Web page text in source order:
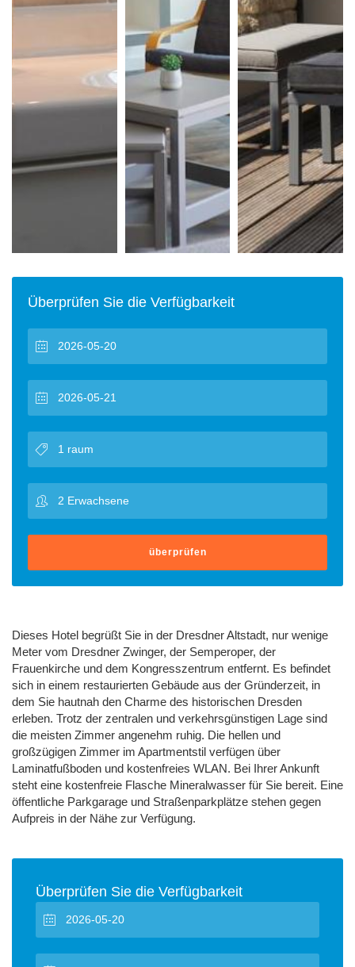
Überprüfen Sie die Verfügbarkeit
überprüfen
Dieses Hotel begrüßt Sie in der Dresdner Altstadt, nur wenige
Meter vom Dresdner Zwinger, der Semperoper, der
Frauenkirche und dem Kongresszentrum entfernt. Es befindet
sich in einem restaurierten Gebäude aus der Gründerzeit, in
dem Sie hautnah den Charme des historischen Dresden
erleben. Trotz der zentralen und verkehrsgünstigen Lage sind
die meisten Zimmer angenehm ruhig. Die hellen und
großzügigen Zimmer im Apartmentstil verfügen über
Laminatfußboden und kostenfreies WLAN. Bei Ihrer Ankunft
steht eine kostenfreie Flasche Mineralwasser für Sie bereit. Eine
öffentliche Parkgarage und Straßenparkplätze stehen gegen
Aufpreis in der Nähe zur Verfügung.
Überprüfen Sie die Verfügbarkeit